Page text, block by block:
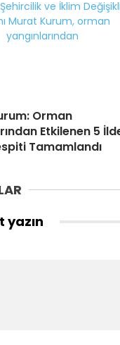
Orman
Etkilenen 5
Tamamlandı
yazın